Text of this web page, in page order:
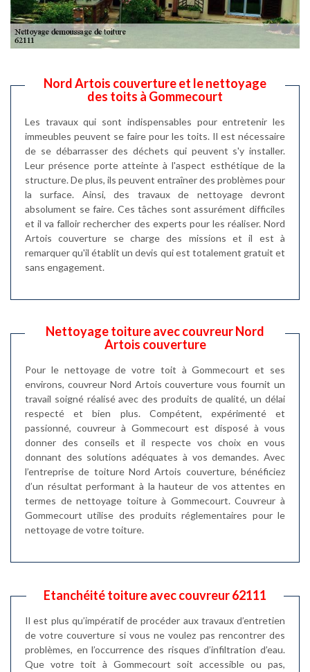
Nord Artois couverture et le nettoyage
des toits à Gommecourt
Les travaux qui sont indispensables pour entretenir les
immeubles peuvent se faire pour les toits. Il est nécessaire
de se débarrasser des déchets qui peuvent s'y installer.
Leur présence porte atteinte à l'aspect esthétique de la
structure. De plus, ils peuvent entraîner des problèmes pour
la surface. Ainsi, des travaux de nettoyage devront
absolument se faire. Ces tâches sont assurément difficiles
et il va falloir rechercher des experts pour les réaliser. Nord
Artois couverture se charge des missions et il est à
remarquer qu'il établit un devis qui est totalement gratuit et
sans engagement.
Nettoyage toiture avec couvreur Nord
Artois couverture
Pour le nettoyage de votre toit à Gommecourt et ses
environs, couvreur Nord Artois couverture vous fournit un
travail soigné réalisé avec des produits de qualité, un délai
respecté et bien plus. Compétent, expérimenté et
passionné, couvreur à Gommecourt est disposé à vous
donner des conseils et il respecte vos choix en vous
donnant des solutions adéquates à vos demandes. Avec
l’entreprise de toiture Nord Artois couverture, bénéficiez
d’un résultat performant à la hauteur de vos attentes en
termes de nettoyage toiture à Gommecourt. Couvreur à
Gommecourt utilise des produits réglementaires pour le
nettoyage de votre toiture.
Etanchéité toiture avec couvreur 62111
Il est plus qu’impératif de procéder aux travaux d’entretien
de votre couverture si vous ne voulez pas rencontrer des
problèmes, en l’occurrence des risques d’infiltration d’eau.
Que votre toit à Gommecourt soit accessible ou pas,